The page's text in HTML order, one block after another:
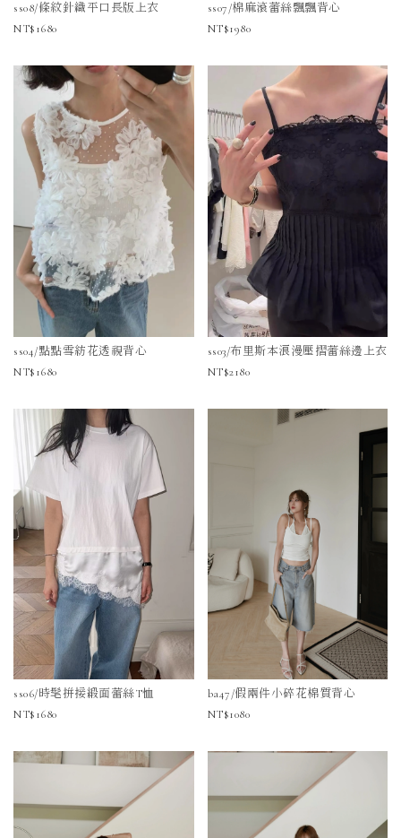
ss08/條紋針織平口長版上衣
1680
ss07/棉麻滾蕾絲飄飄背心
1980
ss04/點點雪紡花透視背心
1680
ss03/布里斯本浪漫壓摺蕾絲邊上衣
2180
ss06/時髦拼接緞面蕾絲T恤
1680
ba47/假兩件小碎花棉質背心
1080